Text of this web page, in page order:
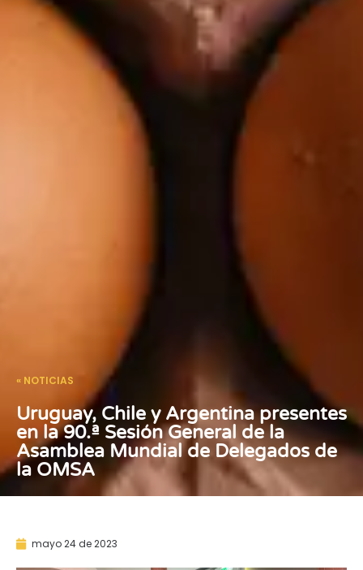
« NOTICIAS
Uruguay, Chile y Argentina presentes
en la 90.ª Sesión General de la
Asamblea Mundial de Delegados de
la OMSA
mayo 24 de 2023